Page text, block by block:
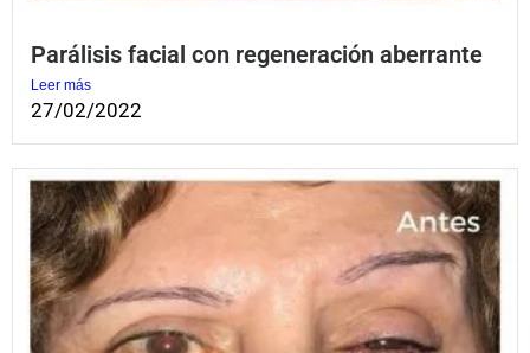
Parálisis facial con regeneración aberrante
Leer más
27/02/2022